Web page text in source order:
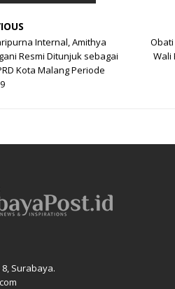
Internal, Amithya
Resmi Ditunjuk sebagai
Kota Malang Periode
Wali
8, Surabaya.